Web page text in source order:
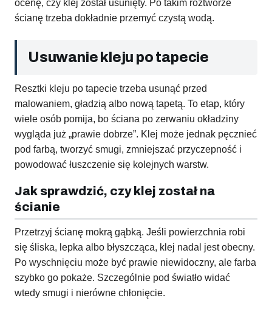
ocenę, czy klej został usunięty. Po takim roztworze
ścianę trzeba dokładnie przemyć czystą wodą.
Usuwanie kleju po tapecie
Resztki kleju po tapecie trzeba usunąć przed
malowaniem, gładzią albo nową tapetą. To etap, który
wiele osób pomija, bo ściana po zerwaniu okładziny
wygląda już „prawie dobrze”. Klej może jednak pęcznieć
pod farbą, tworzyć smugi, zmniejszać przyczepność i
powodować łuszczenie się kolejnych warstw.
Jak sprawdzić, czy klej został na
ścianie
Przetrzyj ścianę mokrą gąbką. Jeśli powierzchnia robi
się śliska, lepka albo błyszcząca, klej nadal jest obecny.
Po wyschnięciu może być prawie niewidoczny, ale farba
szybko go pokaże. Szczególnie pod światło widać
wtedy smugi i nierówne chłonięcie.